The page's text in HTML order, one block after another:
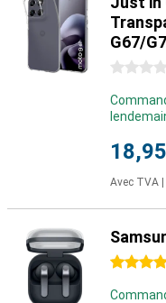
G67/
0 étoiles
Avec TVA
5 étoiles